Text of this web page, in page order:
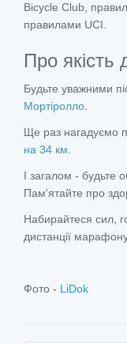
Bicycle Club,
правилами UCI.
Про якість
Будьте уважними
Мортіролло
Ще раз нагадуємо
на 34 км
І загалом - будьте
Пам'ятайте про
Набирайтеся сил,
дистанції
Фото - LiDok